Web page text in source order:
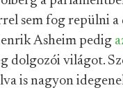
sem fog repülni
Asheim pedig
dolgozói világot.
is nagyon